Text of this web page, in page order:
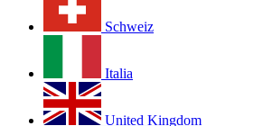
Schweiz
Italia
United Kingdom